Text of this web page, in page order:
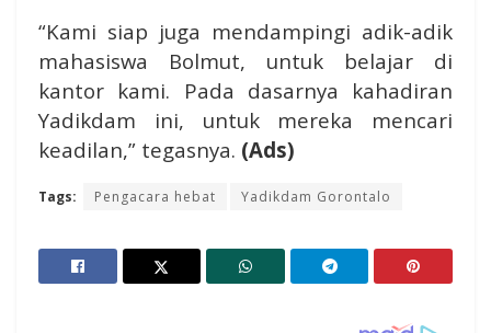
“Kami siap juga mendampingi adik-adik
mahasiswa Bolmut, untuk belajar di
kantor kami. Pada dasarnya kahadiran
Yadikdam ini, untuk mereka mencari
keadilan,” tegasnya. (Ads)
Tags: Pengacara hebat Yadikdam Gorontalo